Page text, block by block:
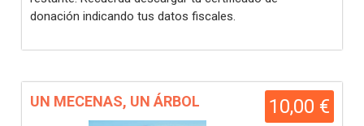
donación indicando tus datos fiscales.
10,00 €
UN MECENAS, UN ÁRBOL